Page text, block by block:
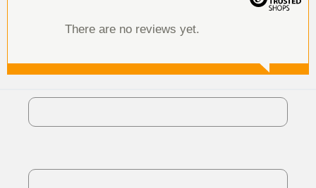
There are no reviews yet.